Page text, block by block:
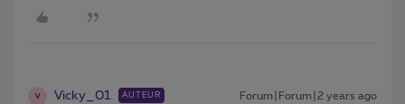
V Vicky_01 AUTEUR Forum|Forum|2 years ago